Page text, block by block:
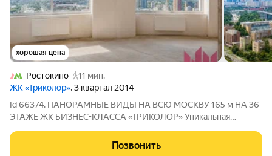
хорошая цена
Ростокино
11 мин.
ЖК «Триколор», 3 квартал 2014
Id 66374. ПАНОРАМНЫЕ ВИДЫ НА ВСЮ МОСКВУ 165 м НА 36
ЭТАЖЕ ЖК БИЗНЕС-КЛАССА «ТРИКОЛОР» Уникальная
из лучших корпусов жилого комплекса бизнес-класса
«Триколор». Расположена на 36-м этаже
Позвонить